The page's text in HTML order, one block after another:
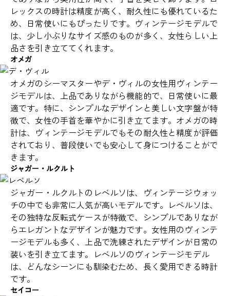
レックスの時計は精度が高く、耐久性にも優れているた
め、日常使いにもぴったりです。ヴィンテージモデルで
は、少し小ぶりなサイズ感のものが多く、女性らしい上
品さを引き立ててくれます。
オメガ
オメガのシーマスターやデ・ヴィルの女性用ヴィンテー
ジモデルは、上品でありながら機能的で、日常使いに最
適です。特に、シンプルなデザインと美しい文字盤が特
徴で、女性の手首を華やかに引き立てます。オメガの時
計は、ヴィンテージモデルでもその耐久性と精度が評価
されており、普段使いでも安心して身につけることがで
きます。
ジャガー・ルクルト
ジャガー・ルクルトのレベルソは、ヴィンテージウォッ
チの中でも非常に人気が高いモデルです。レベルソは、
その独特な反転式ケースが特徴で、シンプルでありなが
らエレガントなデザインが魅力です。女性用のヴィンテ
ージモデルも多く、上品で洗練されたデザインが日常の
装いを引き立てます。レベルソのヴィンテージモデル
は、どんなシーンにも馴染むため、長く愛用できる時計
です。
セイコー